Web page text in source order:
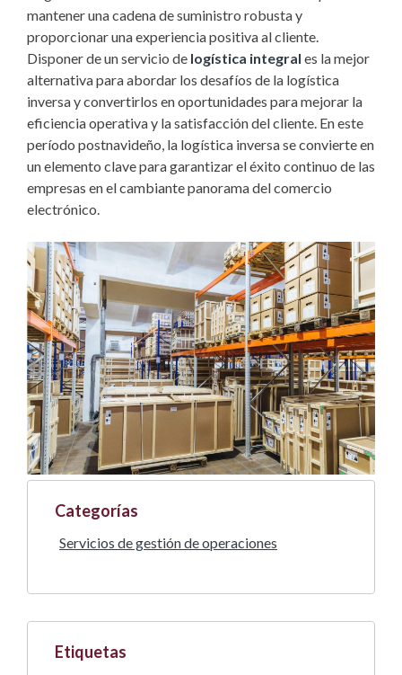
mantener una cadena de suministro robusta y
proporcionar una experiencia positiva al cliente.
Disponer de un servicio de logística integral es la mejor
alternativa para abordar los desafíos de la logística
inversa y convertirlos en oportunidades para mejorar la
eficiencia operativa y la satisfacción del cliente. En este
período postnavideño, la logística inversa se convierte en
un elemento clave para garantizar el éxito continuo de las
empresas en el cambiante panorama del comercio
electrónico.
Categorías
Servicios de gestión de operaciones
Etiquetas